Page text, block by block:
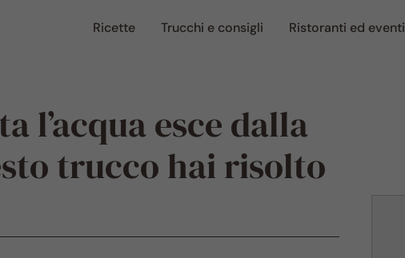
Ricette Trucchi e consigli Ristoranti ed eventi
l’acqua esce dalla
trucco hai risolto